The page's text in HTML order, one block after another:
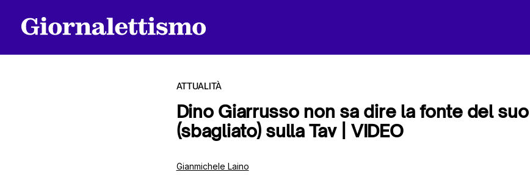
ATTUALITÀ
Dino Giarrusso non sa dire la fonte del
(sbagliato) sulla Tav | VIDEO
Gianmichele Laino